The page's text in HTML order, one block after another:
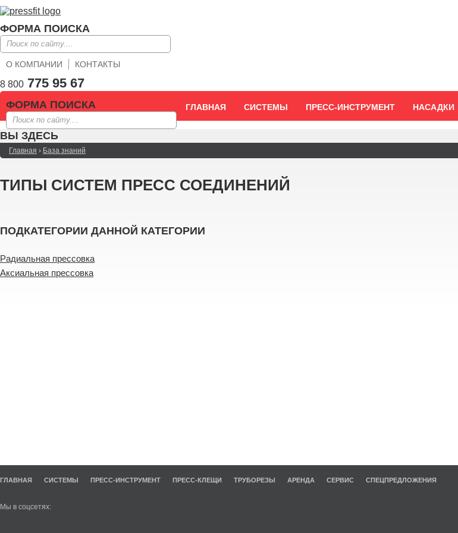
ФОРМА ПОИСКА
О КОМПАНИИ КОНТАКТЫ
8 800 775 95 67
ФОРМА ПОИСКА ГЛАВНАЯ СИСТЕМЫ ПРЕСС-ИНСТРУМЕНТ НАСАДКИ
ВЫ ЗДЕСЬ
Главная › База знаний
ТИПЫ СИСТЕМ ПРЕСС СОЕДИНЕНИЙ
ПОДКАТЕГОРИИ ДАННОЙ КАТЕГОРИИ
Радиальная прессовка
Аксиальная прессовка
ГЛАВНАЯ СИСТЕМЫ ПРЕСС-ИНСТРУМЕНТ ПРЕСС-КЛЕЩИ ТРУБОРЕЗЫ АРЕНДА СЕРВИС СПЕЦПРЕДЛОЖЕНИЯ
Мы в соцсетях: